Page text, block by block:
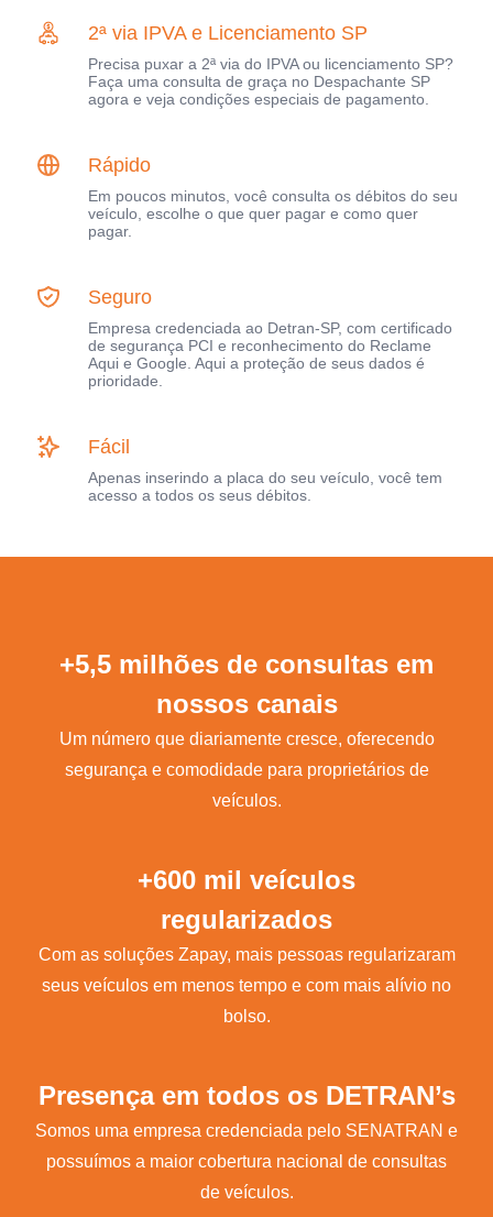
2ª via IPVA e Licenciamento SP
Precisa puxar a 2ª via do IPVA ou licenciamento SP?
Faça uma consulta de graça no Despachante SP
agora e veja condições especiais de pagamento.
Rápido
Em poucos minutos, você consulta os débitos do seu
veículo, escolhe o que quer pagar e como quer
pagar.
Seguro
Empresa credenciada ao Detran-SP, com certificado
de segurança PCI e reconhecimento do Reclame
Aqui e Google. Aqui a proteção de seus dados é
prioridade.
Fácil
Apenas inserindo a placa do seu veículo, você tem
acesso a todos os seus débitos.
+5,5 milhões de consultas em
nossos canais
Um número que diariamente cresce, oferecendo
segurança e comodidade para proprietários de
veículos.
+600 mil veículos
regularizados
Com as soluções Zapay, mais pessoas regularizaram
seus veículos em menos tempo e com mais alívio no
bolso.
Presença em todos os DETRAN’s
Somos uma empresa credenciada pelo SENATRAN e
possuímos a maior cobertura nacional de consultas
de veículos.